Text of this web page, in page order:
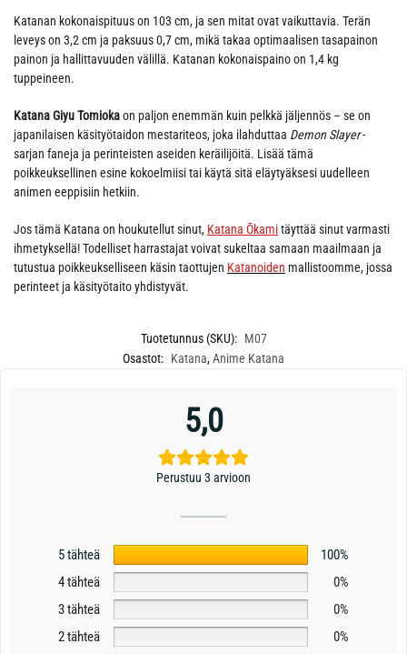
Katanan kokonaispituus on 103 cm, ja sen mitat ovat vaikuttavia. Terän
leveys on 3,2 cm ja paksuus 0,7 cm, mikä takaa optimaalisen tasapainon
painon ja hallittavuuden välillä. Katanan kokonaispaino on 1,4 kg
tuppeineen.
Katana Giyu Tomiokaon paljon enemmän kuin pelkkä jäljennös – se on
japanilaisen käsityötaidon mestariteos, joka ilahduttaa Demon Slayer-
sarjan faneja ja perinteisten aseiden keräilijöitä. Lisää tämä
poikkeuksellinen esine kokoelmiisi tai käytä sitä eläytyäksesi uudelleen
animen eeppisiin hetkiin.
Jos tämä Katana on houkutellut sinut, Katana Ōkamitäyttää sinut varmasti
ihmetyksellä! Todelliset harrastajat voivat sukeltaa samaan maailmaan ja
tutustua poikkeukselliseen käsin taottujen Katanoiden mallistoomme, jossa
perinteet ja käsityötaito yhdistyvät.
Tuotetunnus (SKU): M07
Osastot: Katana,Anime Katana
5,0
Perustuu 3 arvioon
5 tähteä
100%
4 tähteä
0%
3 tähteä
0%
2 tähteä
0%